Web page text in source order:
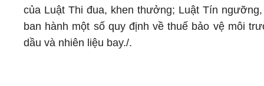
của Luật Thi đua, khen thưởng; Luật Tín
ban hành một số quy định về thuế bảo vệ môi
dầu và nhiên liệu bay./.